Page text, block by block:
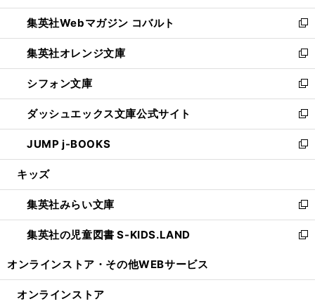
開
く
ウ
で
開
く
ン
ド
ウ
で
開
く
ウ
ィ
ン
ド
ウ
で
開
く
集英社Webマガジン コバルト
新
し
い
ウ
ィ
ン
ド
ウ
で
開
集英社オレンジ文庫
新
し
い
ウ
ィ
ン
ド
ウ
開
く
シフォン文庫
新
し
い
ウ
ィ
ン
ウ
で
開
く
ダッシュエックス文庫公式サイト
新
し
い
ウ
ン
ド
ウ
で
JUMP j-BOOKS
新
し
ウ
ィ
ン
ド
開
キッズ
集英社みらい文庫
新
し
い
ン
集英社の児童図書 S-KIDS.LAND
新
ウ
オンラインストア・ その他WEBサービス
オンラインストア